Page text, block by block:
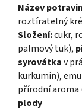
Název
roztíratelný
Složení:cukr,
palmový tuk),
syrovátkav
kurkumin),
přírodní aroma
plody